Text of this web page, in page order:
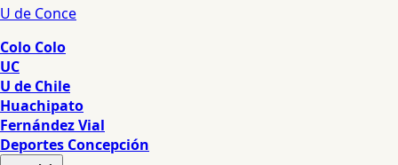
U de Conce
Colo Colo
UC
U de Chile
Huachipato
Fernández Vial
Deportes Concepción